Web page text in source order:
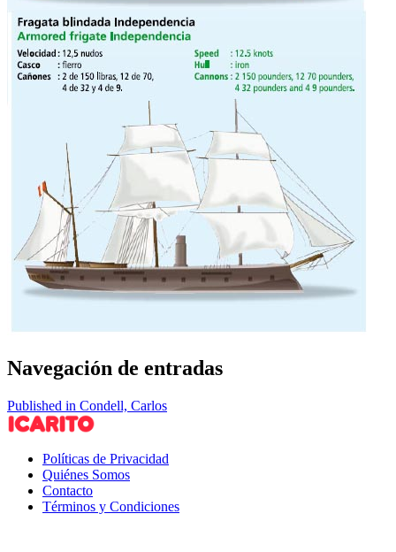
Navegación de entradas
Published in Condell, Carlos
Políticas de Privacidad
Quiénes Somos
Contacto
Términos y Condiciones